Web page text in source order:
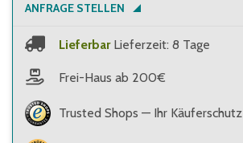
ANFRAGE STELLEN
Lieferbar Lieferzeit: 8 Tage
Frei-Haus ab 200€
Trusted Shops — Ihr Käuferschutz